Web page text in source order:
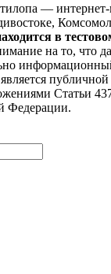
— интернет-
в
на то, что
Статьи
Федерации.